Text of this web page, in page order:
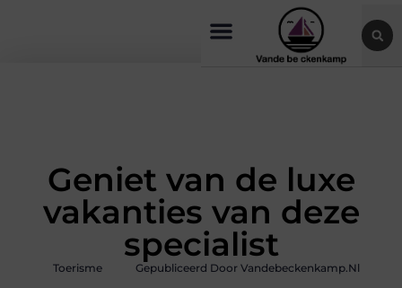
Geniet van de luxe
vakanties van deze
specialist
Toerisme Gepubliceerd Door Vandebeckenkamp.nl